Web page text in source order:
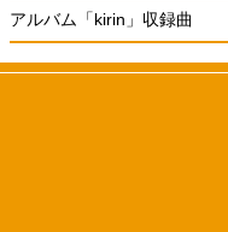
アルバム「kirin」収録曲